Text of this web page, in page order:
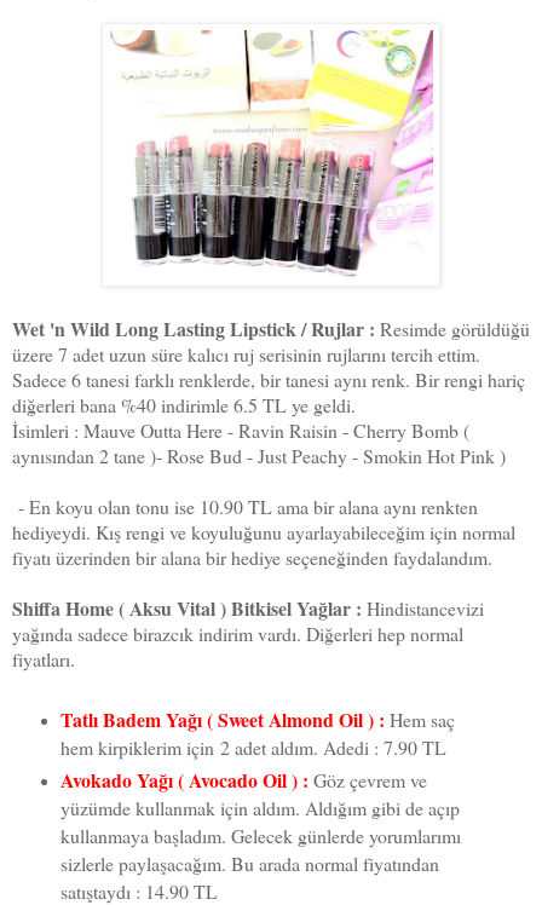
Wet 'n Wild Long Lasting Lipstick / Rujlar : Resimde görüldüğü
üzere 7 adet uzun süre kalıcı ruj serisinin rujlarını tercih ettim.
Sadece 6 tanesi farklı renklerde, bir tanesi aynı renk. Bir rengi hariç
diğerleri bana %40 indirimle 6.5 TL ye geldi.
İsimleri : Mauve Outta Here - Ravin Raisin - Cherry Bomb (
aynısından 2 tane )- Rose Bud - Just Peachy - Smokin Hot Pink )
- En koyu olan tonu ise 10.90 TL ama bir alana aynı renkten
hediyeydi. Kış rengi ve koyuluğunu ayarlayabileceğim için normal
fiyatı üzerinden bir alana bir hediye seçeneğinden faydalandım.
Shiffa Home ( Aksu Vital ) Bitkisel Yağlar : Hindistancevizi
yağında sadece birazcık indirim vardı. Diğerleri hep normal
fiyatları.
Tatlı Badem Yağı ( Sweet Almond Oil ) : Hem saç
hem kirpiklerim için 2 adet aldım. Adedi : 7.90 TL
Avokado Yağı ( Avocado Oil ) : Göz çevrem ve
yüzümde kullanmak için aldım. Aldığım gibi de açıp
kullanmaya başladım. Gelecek günlerde yorumlarımı
sizlerle paylaşacağım. Bu arada normal fiyatından
satıştaydı : 14.90 TL